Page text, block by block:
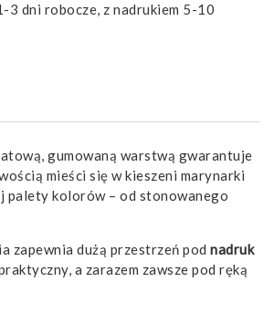
3 dni robocze, z nadrukiem 5-10
gumowaną warstwą gwarantuje
mieści się w kieszeni marynarki
palety kolorów – od stonowanego
zapewnia dużą przestrzeń pod nadruk
a zarazem zawsze pod ręką